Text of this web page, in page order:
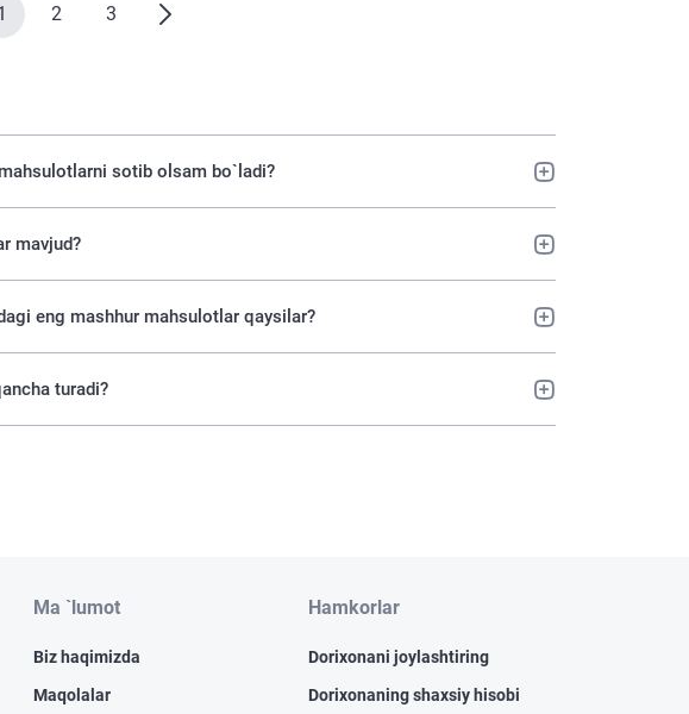
2 3
sotib olsam bo`ladi?
mavjud?
eng mashhur mahsulotlar qaysilar?
turadi?
Ma `lumot
Biz haqimizda
Maqolalar
Hamkorlar
Dorixonani joylashtiring
Dorixonaning shaxsiy hisobi